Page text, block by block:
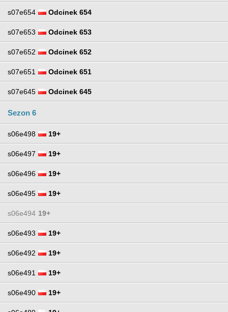
s07e654 Odcinek 654
s07e653 Odcinek 653
s07e652 Odcinek 652
s07e651 Odcinek 651
s07e645 Odcinek 645
Sezon 6
s06e498 19+
s06e497 19+
s06e496 19+
s06e495 19+
s06e494 19+
s06e493 19+
s06e492 19+
s06e491 19+
s06e490 19+